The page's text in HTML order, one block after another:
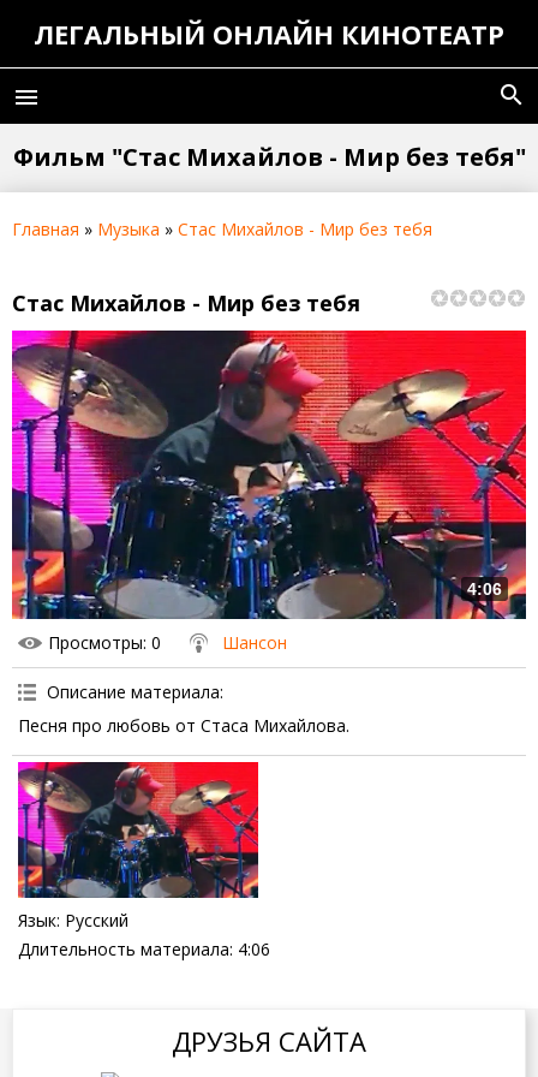
ЛЕГАЛЬНЫЙ ОНЛАЙН КИНОТЕАТР
menu search
Фильм "Стас Михайлов - Мир без тебя"
Главная » Музыка » Стас Михайлов - Мир без тебя
Стас Михайлов - Мир без тебя
4:06
Просмотры: 0 Шансон
Описание материала:
Песня про любовь от Стаса Михайлова.
Язык: Русский
Длительность материала: 4:06
ДРУЗЬЯ САЙТА